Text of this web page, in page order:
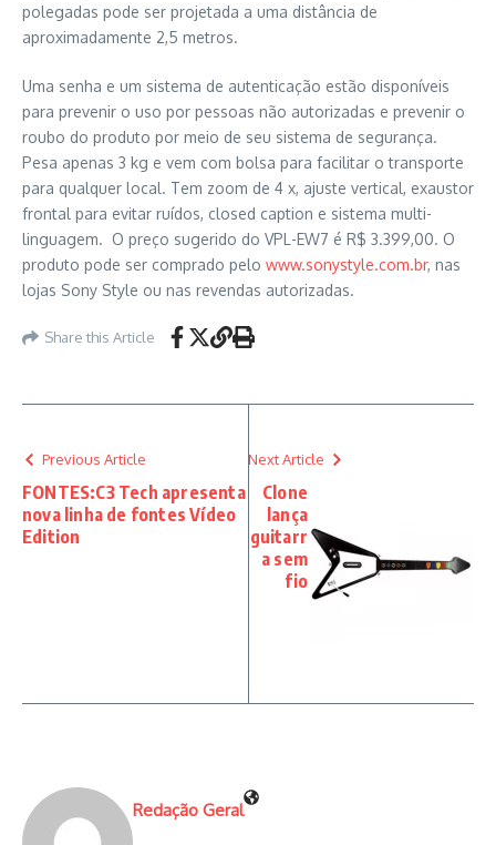
polegadas pode ser projetada a uma distância de
aproximadamente 2,5 metros.
Uma senha e um sistema de autenticação estão disponíveis
para prevenir o uso por pessoas não autorizadas e prevenir o
roubo do produto por meio de seu sistema de segurança.
Pesa apenas 3 kg e vem com bolsa para facilitar o transporte
para qualquer local. Tem zoom de 4 x, ajuste vertical, exaustor
frontal para evitar ruídos, closed caption e sistema multi-
linguagem. O preço sugerido do VPL-EW7 é R$ 3.399,00. O
produto pode ser comprado pelo www.sonystyle.com.br, nas
lojas Sony Style ou nas revendas autorizadas.
Share this Article
Previous Article
FONTES:C3 Tech apresenta
nova linha de fontes Vídeo
Edition
Next Article
Clone
lança
guitarr
a sem
fio
Redação Geral